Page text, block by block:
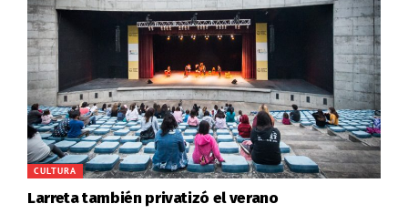
CULTURA
Larreta también privatizó el verano